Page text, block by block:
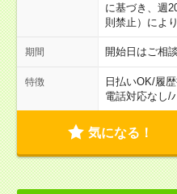
に基づき、週
則禁止）によ
期間 開始日はご相
特徴 日払いOK/履
電話対応なし/
気になる！